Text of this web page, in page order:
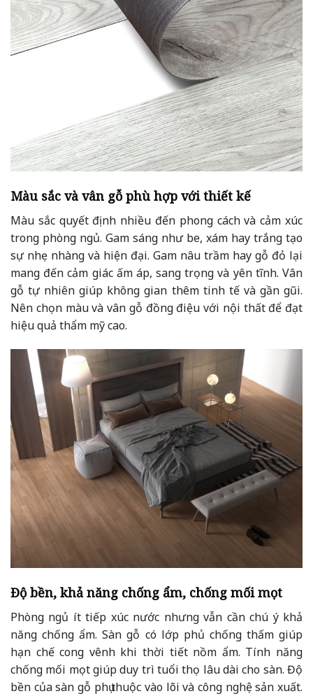
Màu sắc và vân gỗ phù hợp với thiết kế
Màu sắc quyết định nhiều đến phong cách và cảm xúc
trong phòng ngủ. Gam sáng như be, xám hay trắng tạo
sự nhẹ nhàng và hiện đại. Gam nâu trầm hay gỗ đỏ lại
mang đến cảm giác ấm áp, sang trọng và yên tĩnh. Vân
gỗ tự nhiên giúp không gian thêm tinh tế và gần gũi.
Nên chọn màu và vân gỗ đồng điệu với nội thất để đạt
hiệu quả thẩm mỹ cao.
Độ bền, khả năng chống ẩm, chống mối mọt
Phòng ngủ ít tiếp xúc nước nhưng vẫn cần chú ý khả
năng chống ẩm. Sàn gỗ có lớp phủ chống thấm giúp
hạn chế cong vênh khi thời tiết nồm ẩm. Tính năng
chống mối mọt giúp duy trì tuổi thọ lâu dài cho sàn. Độ
bền của sàn gỗ phụ thuộc vào lõi và công nghệ sản xuất.